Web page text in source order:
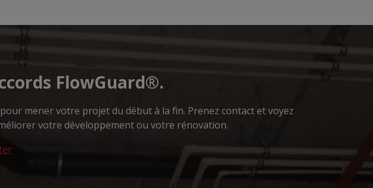
FlowGuard®.
mener votre projet du début à la fin. Prenez contact et voyez
votre développement ou votre rénovation.